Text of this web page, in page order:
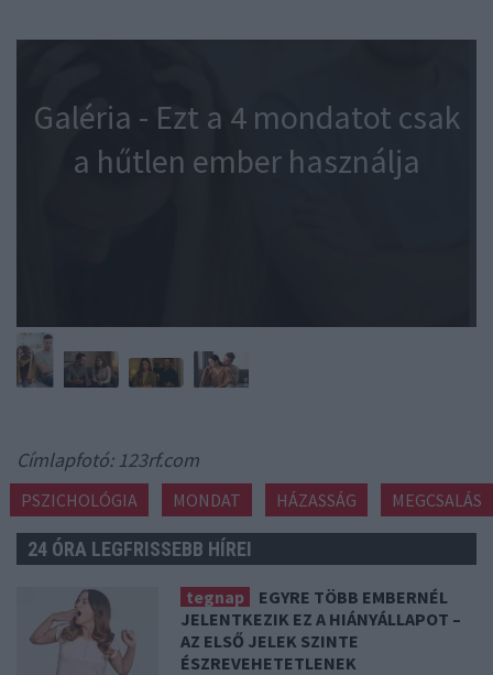
Galéria - Ezt a 4 mondatot csak
a hűtlen ember használja
Címlapfotó: 123rf.com
PSZICHOLÓGIA MONDAT HÁZASSÁG MEGCSALÁS
24 ÓRA LEGFRISSEBB HÍREI
tegnap
EGYRE TÖBB EMBERNÉL
JELENTKEZIK EZ A HIÁNYÁLLAPOT –
AZ ELSŐ JELEK SZINTE
ÉSZREVEHETETLENEK